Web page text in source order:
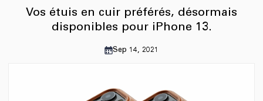
Vos étuis en cuir préférés, désormais
disponibles pour iPhone 13.
Sep 14, 2021